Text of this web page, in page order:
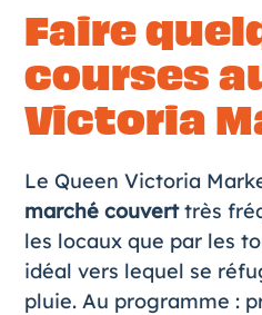
Faire
courses
Victoria
Le Queen Victoria
marché couverttrès
les locaux que par les
idéal vers lequel se
pluie. Au programme :